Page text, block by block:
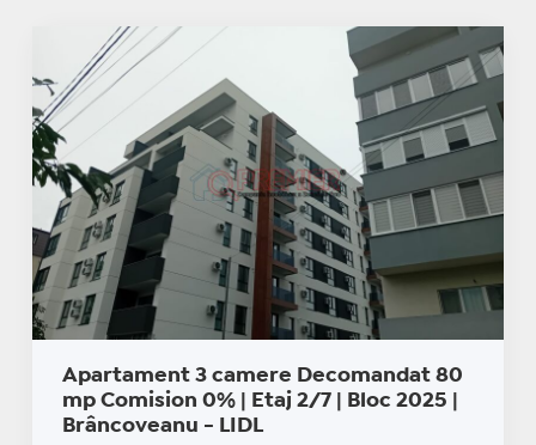
Apartament 3 camere Decomandat 80
mp Comision 0% | Etaj 2/7 | Bloc 2025 |
Brâncoveanu - LIDL